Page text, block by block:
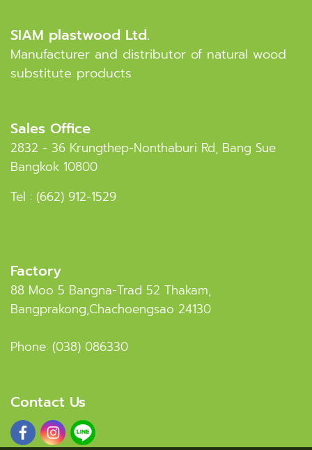
SIAM plastwood Ltd.
Manufacturer and distributor of natural wood
substitute products
Sales Office
2832 - 36 Krungthep-Nonthaburi Rd, Bang Sue
Bangkok 10800
Tel : (662) 912-1529
Factory
88 Moo 5 Bangna-Trad 52 Thakam,
Bangprakong,Chachoengsao 24130
Phone: (038) 086330
Contact Us